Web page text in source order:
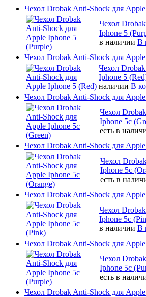
Чехол Drobak Anti-Shock для
Чехол
Iphone 5
в наличии В
Чехол Drobak Anti-Shock для
Чехол
Iphone 5
наличии В
Чехол Drobak Anti-Shock для
Чехол
Iphone 5c
есть в
Чехол Drobak Anti-Shock для
Чехол
Iphone 5c
есть в
Чехол Drobak Anti-Shock для
Чехол
Iphone 5c
в наличии В
Чехол Drobak Anti-Shock для
Чехол
Iphone 5c
есть в
Чехол Drobak Anti-Shock для